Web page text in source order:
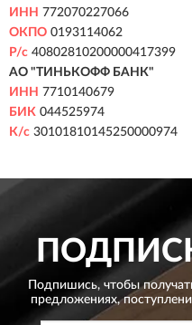
ИНН 772070227066
ОКПО 0193114062
Р/с 40802810200000417399
АО "ТИНЬКОФФ БАНК"
ИНН 7710140679
БИК 044525974
К/с 30101810145250000974
Подпишись, чтобы
предложениях,